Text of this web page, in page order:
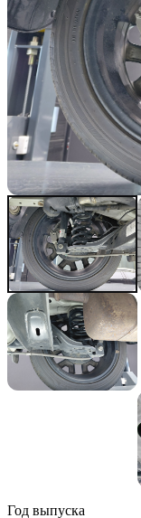
Год выпуска